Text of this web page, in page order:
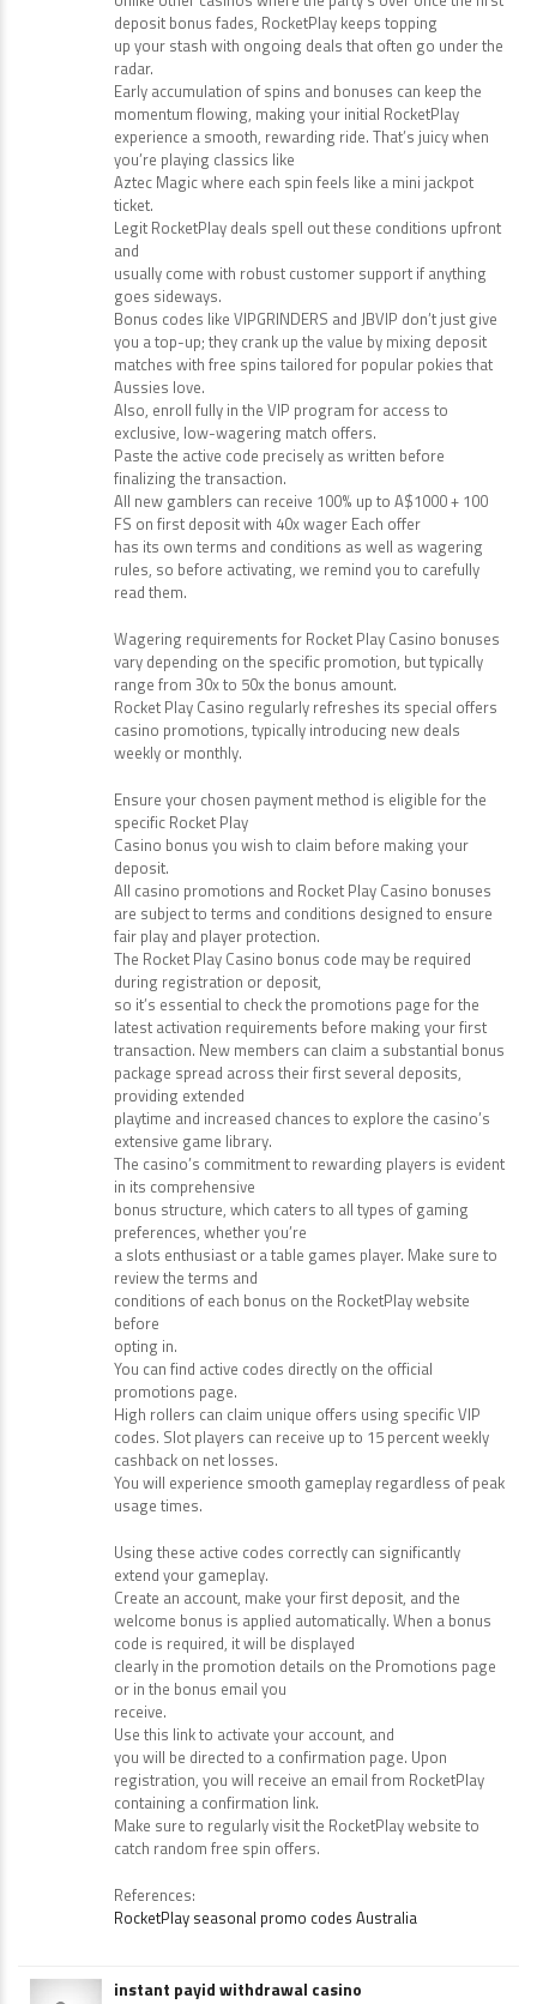
deposit bonus fades, RocketPlay keeps topping
up your stash with ongoing deals that often go under the
radar.
Early accumulation of spins and bonuses can keep the
momentum flowing, making your initial RocketPlay
experience a smooth, rewarding ride. That’s juicy when
you’re playing classics like
Aztec Magic where each spin feels like a mini jackpot
ticket.
Legit RocketPlay deals spell out these conditions upfront
and
usually come with robust customer support if anything
goes sideways.
Bonus codes like VIPGRINDERS and JBVIP don’t just give
you a top-up; they crank up the value by mixing deposit
matches with free spins tailored for popular pokies that
Aussies love.
Also, enroll fully in the VIP program for access to
exclusive, low-wagering match offers.
Paste the active code precisely as written before
finalizing the transaction.
All new gamblers can receive 100% up to A$1000 + 100
FS on first deposit with 40x wager Each offer
has its own terms and conditions as well as wagering
rules, so before activating, we remind you to carefully
read them.
Wagering requirements for Rocket Play Casino bonuses
vary depending on the specific promotion, but typically
range from 30x to 50x the bonus amount.
Rocket Play Casino regularly refreshes its special offers
casino promotions, typically introducing new deals
weekly or monthly.
Ensure your chosen payment method is eligible for the
specific Rocket Play
Casino bonus you wish to claim before making your
deposit.
All casino promotions and Rocket Play Casino bonuses
are subject to terms and conditions designed to ensure
fair play and player protection.
The Rocket Play Casino bonus code may be required
during registration or deposit,
so it’s essential to check the promotions page for the
latest activation requirements before making your first
transaction. New members can claim a substantial bonus
package spread across their first several deposits,
providing extended
playtime and increased chances to explore the casino’s
extensive game library.
The casino’s commitment to rewarding players is evident
in its comprehensive
bonus structure, which caters to all types of gaming
preferences, whether you’re
a slots enthusiast or a table games player. Make sure to
review the terms and
conditions of each bonus on the RocketPlay website
before
opting in.
You can find active codes directly on the official
promotions page.
High rollers can claim unique offers using specific VIP
codes. Slot players can receive up to 15 percent weekly
cashback on net losses.
You will experience smooth gameplay regardless of peak
usage times.
Using these active codes correctly can significantly
extend your gameplay.
Create an account, make your first deposit, and the
welcome bonus is applied automatically. When a bonus
code is required, it will be displayed
clearly in the promotion details on the Promotions page
or in the bonus email you
receive.
Use this link to activate your account, and
you will be directed to a confirmation page. Upon
registration, you will receive an email from RocketPlay
containing a confirmation link.
Make sure to regularly visit the RocketPlay website to
catch random free spin offers.
References:
RocketPlay seasonal promo codes Australia
instant payid withdrawal casino